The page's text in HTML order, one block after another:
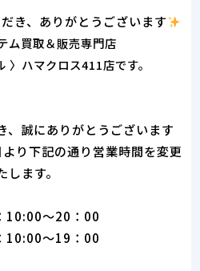
き、ありがとうございます
ム買取＆販売専門店
ハマクロス411店です。
、誠にありがとうございます
り下記の通り営業時間を変更
します。
10:00～20：00
10:00～19：00